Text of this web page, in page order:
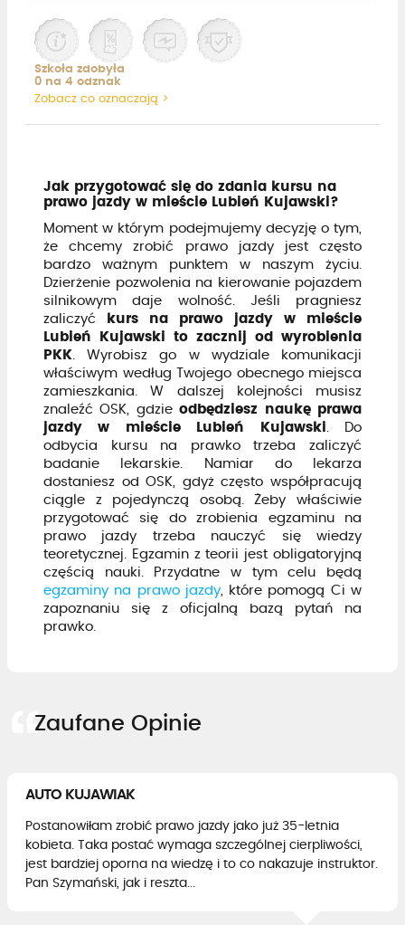
Szkoła zdobyła
0 na 4 odznak
Zobacz co oznaczają >
Jak przygotować się do zdania kursu na
prawo jazdy w mieście Lubień Kujawski?
Moment w którym podejmujemy decyzję o tym,
że chcemy zrobić prawo jazdy jest często
bardzo ważnym punktem w naszym życiu.
Dzierżenie pozwolenia na kierowanie pojazdem
silnikowym daje wolność. Jeśli pragniesz
zaliczyć
kurs na prawo jazdy w mieście
Lubień Kujawski to zacznij od wyrobienia
PKK . Wyrobisz go w wydziale komunikacji
właściwym według Twojego obecnego miejsca
zamieszkania. W dalszej kolejności musisz
znaleźć OSK, gdzieodbędziesz naukę prawa
jazdy w mieście Lubień Kujawski . Do
odbycia kursu na prawko trzeba zaliczyć
badanie lekarskie. Namiar do lekarza
dostaniesz od OSK, gdyż często współpracują
ciągle z pojedynczą osobą. Żeby właściwie
przygotować się do zrobienia egzaminu na
prawo jazdy trzeba nauczyć się wiedzy
teoretycznej. Egzamin z teorii jest obligatoryjną
częścią nauki. Przydatne w tym celu będą
egzaminy na prawo jazdy, które pomogą Ci w
zapoznaniu się z oficjalną bazą pytań na
prawko.
Zaufane Opinie
AUTO KUJAWIAK
Postanowiłam zrobić prawo jazdy jako już 35-letnia
kobieta. Taka postać wymaga szczególnej cierpliwości,
jest bardziej oporna na wiedzę i to co nakazuje instruktor.
Pan Szymański, jak i reszta...